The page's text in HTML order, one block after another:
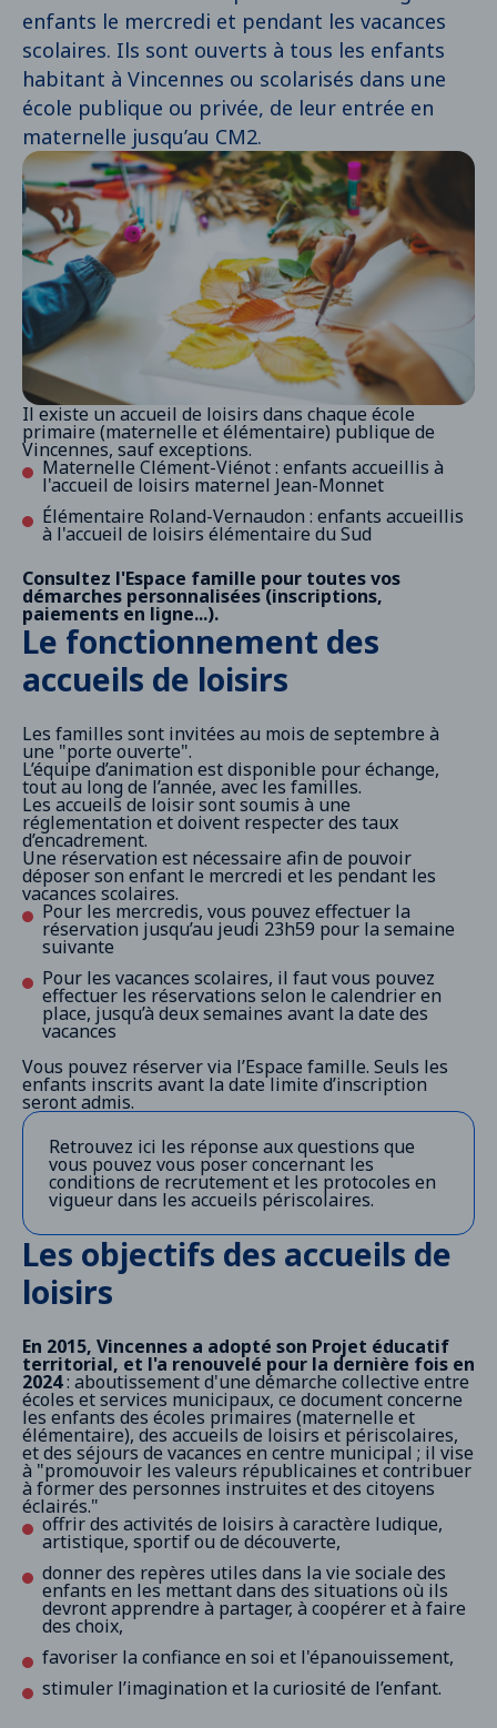
modification de tarif.
Vacances scolaires : de 7h30 - 9h, Sortie
uniquement : 12h,Entrée ou sortie : 13h - 13h30,
Sortie : 17h - 19h, Un accueil à la demi-journée est
possible sans modification de tarif.
Règlement des études
- (0.13 Mo)
Règlement de l'accueil périscolaire
PDF- (0.15 Mo)
Règlement du temps méridien
PDF - (0.10 Mo)
Synthèse du Projet éducatif territorial de
Vincennes 2024-2027
PDF- (2.17 Mo)
unique fiche de renseignement !
La restauration pendant les vacances scolaires
enfants le mercredi et pendant les vacances
scolaires. Ils sont ouverts à tous les enfants
habitant à Vincennes ou scolarisés dans une
école publique ou privée, de leur entrée en
maternelle jusqu’au CM2.
Il existe un accueil de loisirs dans chaque école
primaire (maternelle et élémentaire) publique de
Vincennes, sauf exceptions.
Maternelle Clément-Viénot : enfants accueillis à
l'accueil de loisirs maternel Jean-Monnet
Élémentaire Roland-Vernaudon : enfants accueillis
à l'accueil de loisirs élémentaire du Sud
Consultez l'Espace famille pour toutes vos
démarches personnalisées (inscriptions,
paiements en ligne...).
Le fonctionnement des
accueils de loisirs
Les familles sont invitées au mois de septembre à
une "porte ouverte".
L’équipe d’animation est disponible pour échange,
tout au long de l’année, avec les familles.
Les accueils de loisir sont soumis à une
réglementation et doivent respecter des taux
d’encadrement.
Une réservation est nécessaire afin de pouvoir
déposer son enfant le mercredi et les pendant les
vacances scolaires.
Pour les mercredis, vous pouvez effectuer la
réservation jusqu’au jeudi 23h59 pour la semaine
suivante
Pour les vacances scolaires, il faut vous pouvez
effectuer les réservations selon le calendrier en
place, jusqu’à deux semaines avant la date des
vacances
Vous pouvez réserver via l’Espace famille. Seuls les
enfants inscrits avant la date limite d’inscription
seront admis.
Retrouvez ici les réponse aux questions que
vous pouvez vous poserconcernant les
conditions de recrutement et les protocoles en
vigueur dans les accueils périscolaires.
Les objectifs des accueils de
loisirs
En 2015, Vincennes a adopté son Projet éducatif
territorial, et l'a renouvelé pour la dernière fois en
2024: aboutissement d'une démarche collective entre
écoles et services municipaux, ce document concerne
les enfants des écoles primaires (maternelle et
élémentaire), des accueils de loisirs et périscolaires,
et des séjours de vacances en centre municipal ; il vise
à "promouvoir les valeurs républicaines et contribuer
à former des personnes instruites et des citoyens
éclairés."
offrir des activités de loisirs à caractère ludique,
artistique, sportif ou de découverte,
donner des repères utiles dans la vie sociale des
enfants en les mettant dans des situations où ils
devront apprendre à partager, à coopérer et à faire
des choix,
favoriser la confiance en soi et l'épanouissement,
stimuler l’imagination et la curiosité de l’enfant.